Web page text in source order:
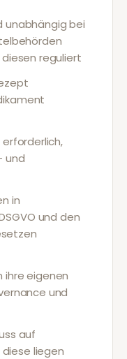
unabhängig bei
reguliert
und
in
und den
ihre eigenen
und
auf
liegen